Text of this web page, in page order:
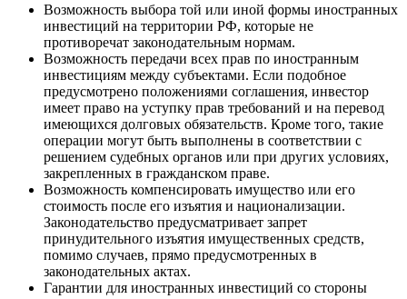
Возможность выбора той или иной формы иностранных
инвестиций на территории РФ, которые не
противоречат законодательным нормам.
Возможность передачи всех прав по иностранным
инвестициям между субъектами. Если подобное
предусмотрено положениями соглашения, инвестор
имеет право на уступку прав требований и на перевод
имеющихся долговых обязательств. Кроме того, такие
операции могут быть выполнены в соответствии с
решением судебных органов или при других условиях,
закрепленных в гражданском праве.
Возможность компенсировать имущество или его
стоимость после его изъятия и национализации.
Законодательство предусматривает запрет
принудительного изъятия имущественных средств,
помимо случаев, прямо предусмотренных в
законодательных актах.
Гарантии для иностранных инвестиций со стороны